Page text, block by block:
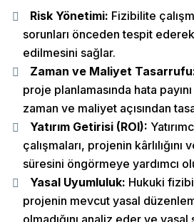
Risk Yönetimi: Fizibilite
sorunları önceden tespit
edilmesini sağlar.
Zaman ve Maliyet
proje planlamasında hata
zaman ve maliyet açısından
Yatırım Getirisi (ROI):
çalışmaları, projenin kârlılığını
süresini öngörmeye yardımcı
Yasal Uyumluluk: Hukuki
projenin mevcut yasal
olmadığını analiz eder ve